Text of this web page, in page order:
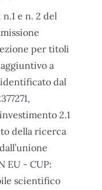
e n. 2 del
per titoli
a
dal
2.1
della ricerca
EU - CUP:
scientifico